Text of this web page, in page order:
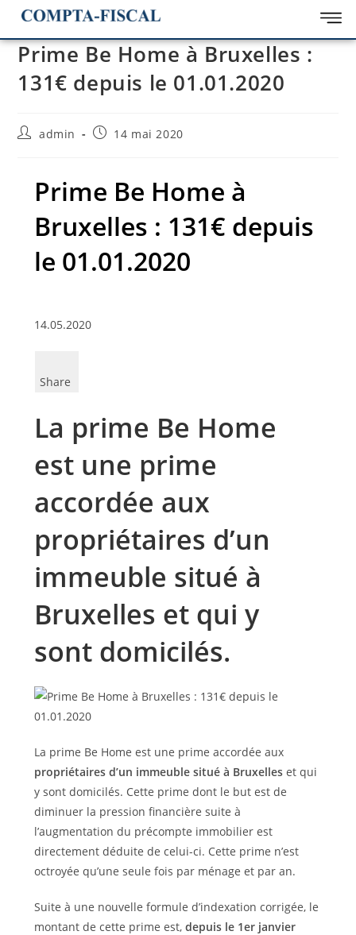
Prime Be Home à Bruxelles :
131€ depuis le 01.01.2020
admin 14 mai 2020
Prime Be Home à
Bruxelles : 131€ depuis
le 01.01.2020
14.05.2020
Share
La prime Be Home
est une prime
accordée aux
propriétaires d’un
immeuble situé à
Bruxelles et qui y
sont domicilés.
La prime Be Home est une prime accordée aux
propriétaires d’un immeuble situé à Bruxelleset qui
y sont domicilés. Cette prime dont le but est de
diminuer la pression financière suite à
l’augmentation du précompte immobilier est
directement déduite de celui-ci. Cette prime n’est
octroyée qu’une seule fois par ménage et par an.
Suite à une nouvelle formule d’indexation corrigée, le
montant de cette prime est, depuis le 1er janvier